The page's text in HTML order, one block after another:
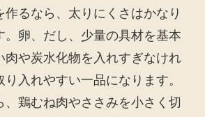
作るなら、太りにくさはかなり
。卵、だし、少量の具材を基本
肉や炭水化物を入れすぎなけれ
入れやすい一品になります。
、鶏むね肉やささみを小さく切